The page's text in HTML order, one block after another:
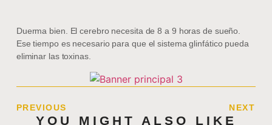
Duerma bien. El cerebro necesita de 8 a 9 horas de sueño.
Ese tiempo es necesario para que el sistema glinfático pueda
eliminar las toxinas.
PREVIOUS NEXT
YOU MIGHT ALSO LIKE